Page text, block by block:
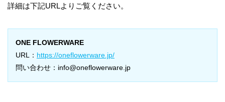
詳細は下記URLよりご覧ください。
ONE FLOWERWARE
URL： https://oneflowerware.jp/
問い合わせ：info@oneflowerware.jp